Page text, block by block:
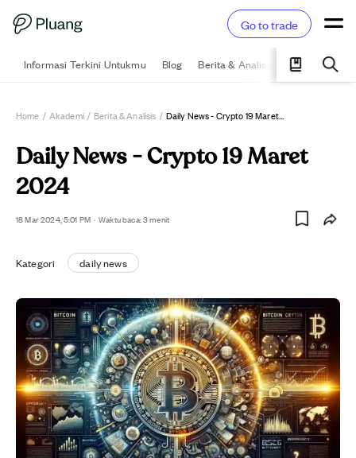
Go to trade
Informasi Terkini Untukmu Blog Berita & Analisis Pelajari
Home / Akademi / Berita & Analisis / Daily News - Crypto 19 Maret 2024
Daily News - Crypto 19 Maret
2024
18 Mar 2024, 5:01 PM · Waktu baca: 3 menit
Kategori daily news